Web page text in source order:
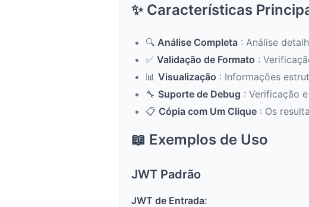
✨ Características
🔍 Análise Completa : Análise
✅ Validação de Formato :
📊 Visualização : Informações
🔧 Suporte de Debug : Verificação
📋 Cópia com Um Clique : Os
📖 Exemplos de Uso
JWT Padrão
JWT de Entrada: